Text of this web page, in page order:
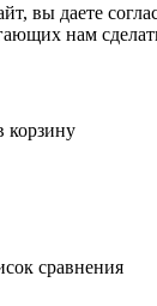
вы даете
нам
корзину
сравнения